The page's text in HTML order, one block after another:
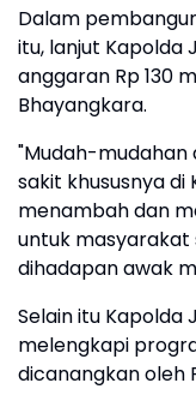
Dalam
itu, lanjut Kapolda
anggaran Rp 130
Bhayangkara.
"Mudah-mudahan
sakit khususnya di
menambah dan
untuk masyarakat
dihadapan awak
Selain itu Kapolda
melengkapi
dicanangkan oleh